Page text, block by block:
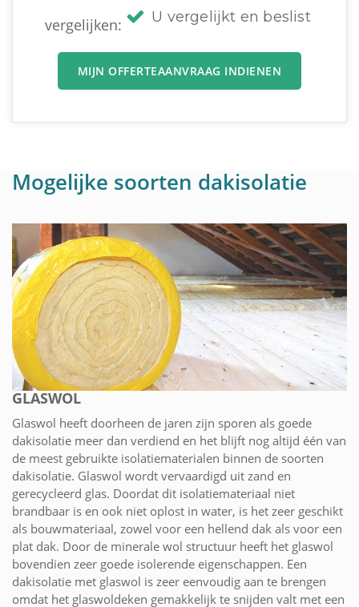
vergelijken:
U vergelijkt en beslist
MIJN OFFERTEAANVRAAG INDIENEN
Mogelijke soorten dakisolatie
GLASWOL
Glaswol heeft doorheen de jaren zijn sporen als goede
dakisolatie meer dan verdiend en het blijft nog altijd één van
de meest gebruikte isolatiematerialen binnen de soorten
dakisolatie. Glaswol wordt vervaardigd uit zand en
gerecycleerd glas. Doordat dit isolatiemateriaal niet
brandbaar is en ook niet oplost in water, is het zeer geschikt
als bouwmateriaal, zowel voor een hellend dak als voor een
plat dak. Door de minerale wol structuur heeft het glaswol
bovendien zeer goede isolerende eigenschappen. Een
dakisolatie met glaswol is zeer eenvoudig aan te brengen
omdat het glaswoldeken gemakkelijk te snijden valt met een